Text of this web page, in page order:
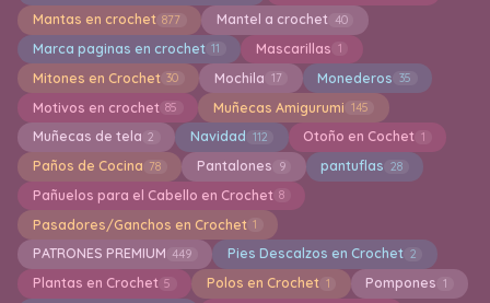
Mantas en crochet 877 Mantel a crochet 40
Marca paginas en crochet 11 Mascarillas 1
Mitones en Crochet 30 Mochila 17 Monederos 35
Motivos en crochet 85 Muñecas Amigurumi 145
Muñecas de tela 2 Navidad 112 Otoño en Cochet 1
Paños de Cocina 78 Pantalones 9 pantuflas 28
Pañuelos para el Cabello en Crochet 8
Pasadores/Ganchos en Crochet 1
PATRONES PREMIUM 449 Pies Descalzos en Crochet 2
Plantas en Crochet 5 Polos en Crochet 1 Pompones 1